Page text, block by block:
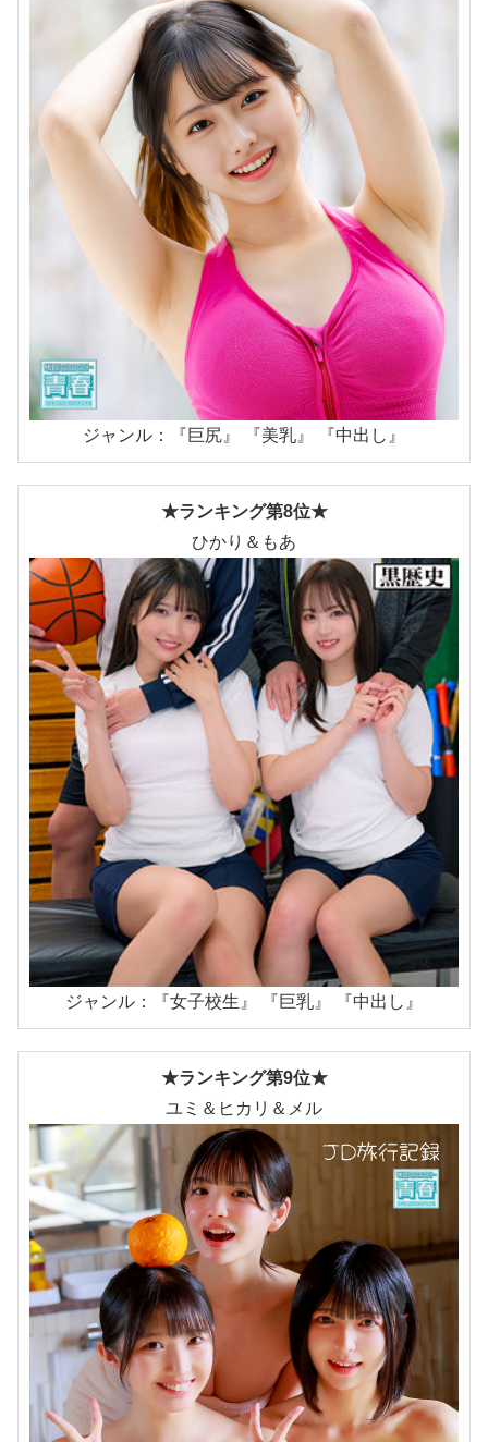
ジャンル：『巨尻』 『美乳』 『中出し』
★ランキング第8位★
ひかり＆もあ
ジャンル：『女子校生』 『巨乳』 『中出し』
★ランキング第9位★
ユミ＆ヒカリ＆メル